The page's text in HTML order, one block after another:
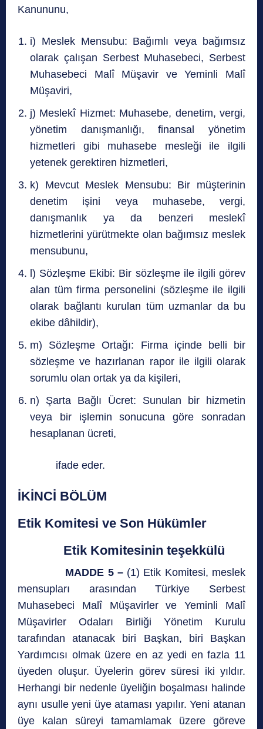
Kanununu,
i) Meslek Mensubu: Bağımlı veya bağımsız
olarak çalışan Serbest Muhasebeci, Serbest
Muhasebeci Malî Müşavir ve Yeminli Malî
Müşaviri,
j) Meslekî Hizmet: Muhasebe, denetim, vergi,
yönetim danışmanlığı, finansal yönetim
hizmetleri gibi muhasebe mesleği ile ilgili
yetenek gerektiren hizmetleri,
k) Mevcut Meslek Mensubu: Bir müşterinin
denetim işini veya muhasebe, vergi,
danışmanlık ya da benzeri meslekî
hizmetlerini yürütmekte olan bağımsız meslek
mensubunu,
l) Sözleşme Ekibi: Bir sözleşme ile ilgili görev
alan tüm firma personelini (sözleşme ile ilgili
olarak bağlantı kurulan tüm uzmanlar da bu
ekibe dâhildir),
m) Sözleşme Ortağı: Firma içinde belli bir
sözleşme ve hazırlanan rapor ile ilgili olarak
sorumlu olan ortak ya da kişileri,
n) Şarta Bağlı Ücret: Sunulan bir hizmetin
veya bir işlemin sonucuna göre sonradan
hesaplanan ücreti,
ifade eder.
İKİNCİ BÖLÜM
Etik Komitesi ve Son Hükümler
Etik Komitesinin teşekkülü
MADDE 5 – (1) Etik Komitesi, meslek
mensupları arasından Türkiye Serbest
Muhasebeci Malî Müşavirler ve Yeminli Malî
Müşavirler Odaları Birliği Yönetim Kurulu
tarafından atanacak biri Başkan, biri Başkan
Yardımcısı olmak üzere en az yedi en fazla 11
üyeden oluşur. Üyelerin görev süresi iki yıldır.
Herhangi bir nedenle üyeliğin boşalması halinde
aynı usulle yeni üye ataması yapılır. Yeni atanan
üye kalan süreyi tamamlamak üzere göreve